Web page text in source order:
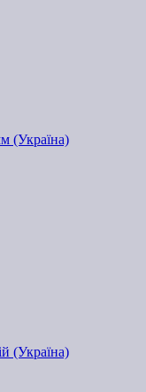
(Україна)
(Україна)